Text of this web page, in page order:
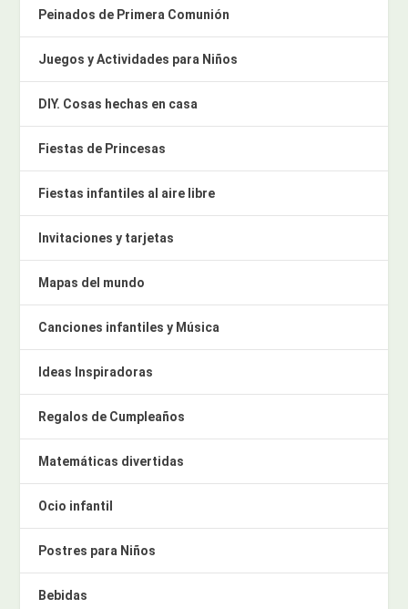
Peinados de Primera Comunión
Juegos y Actividades para Niños
DIY. Cosas hechas en casa
Fiestas de Princesas
Fiestas infantiles al aire libre
Invitaciones y tarjetas
Mapas del mundo
Canciones infantiles y Música
Ideas Inspiradoras
Regalos de Cumpleaños
Matemáticas divertidas
Ocio infantil
Postres para Niños
Bebidas